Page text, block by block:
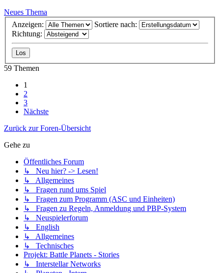
Neues Thema
Anzeigen:
Sortiere nach:
Richtung:
59 Themen
1
2
3
Nächste
Zurück zur Foren-Übersicht
Gehe zu
Öffentliches Forum
↳ Neu hier? -> Lesen!
↳ Allgemeines
↳ Fragen rund ums Spiel
↳ Fragen zum Programm (ASC und Einheiten)
↳ Fragen zu Regeln, Anmeldung und PBP-System
↳ Neuspielerforum
↳ English
↳ Allgemeines
↳ Technisches
Projekt: Battle Planets - Stories
↳ Interstellar Networks